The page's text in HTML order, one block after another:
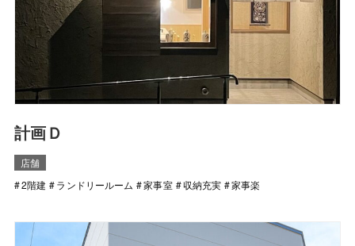
計画Ｄ
店舗
2階建
ランドリールーム 家事室 収納充実 家事楽